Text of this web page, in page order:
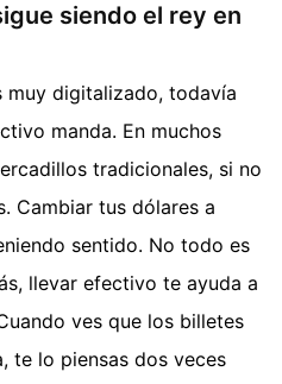
siendo el rey en
muy digitalizado, todavía
manda. En muchos
tradicionales, si no
Cambiar tus dólares a
sentido. No todo es
llevar efectivo te ayuda a
ves que los billetes
te lo piensas dos veces